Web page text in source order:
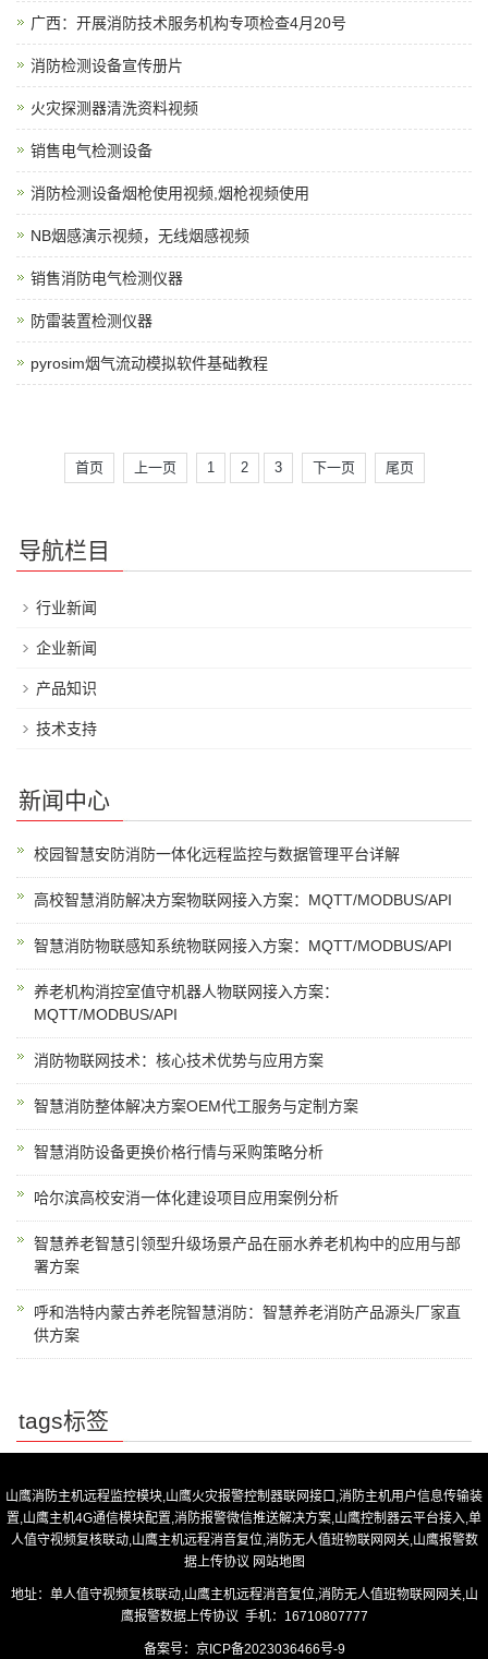
广西：开展消防技术服务机构专项检查4月20号
消防检测设备宣传册片
火灾探测器清洗资料视频
销售电气检测设备
消防检测设备烟枪使用视频,烟枪视频使用
NB烟感演示视频，无线烟感视频
销售消防电气检测仪器
防雷装置检测仪器
pyrosim烟气流动模拟软件基础教程
首页 上一页 1 2 3 下一页 尾页
导航栏目
行业新闻
企业新闻
产品知识
技术支持
新闻中心
校园智慧安防消防一体化远程监控与数据管理平台详解
高校智慧消防解决方案物联网接入方案：MQTT/MODBUS/API
智慧消防物联感知系统物联网接入方案：MQTT/MODBUS/API
养老机构消控室值守机器人物联网接入方案：
MQTT/MODBUS/API
消防物联网技术：核心技术优势与应用方案
智慧消防整体解决方案OEM代工服务与定制方案
智慧消防设备更换价格行情与采购策略分析
哈尔滨高校安消一体化建设项目应用案例分析
智慧养老智慧引领型升级场景产品在丽水养老机构中的应用与部
署方案
呼和浩特内蒙古养老院智慧消防：智慧养老消防产品源头厂家直
供方案
tags标签
山鹰消防主机远程监控模块,山鹰火灾报警控制器联网接口,消防主机用户信息传输装
置,山鹰主机4G通信模块配置,消防报警微信推送解决方案,山鹰控制器云平台接入,单
人值守视频复核联动,山鹰主机远程消音复位,消防无人值班物联网网关,山鹰报警数
据上传协议 网站地图
地址：单人值守视频复核联动,山鹰主机远程消音复位,消防无人值班物联网网关,山
鹰报警数据上传协议 手机：16710807777
备案号： 京ICP备2023036466号-9